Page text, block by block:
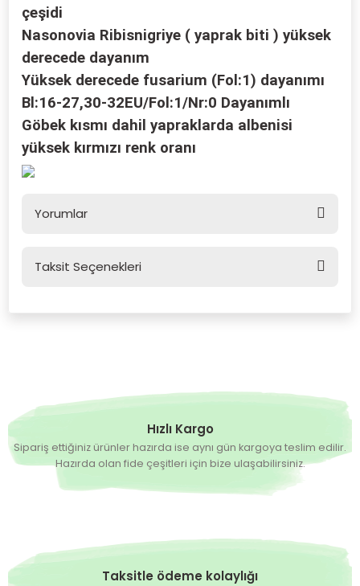
çeşidi
Nasonovia Ribisnigriye ( yaprak biti ) yüksek
derecede dayanım
Yüksek derecede fusarium (Fol:1) dayanımı
Bl:16-27,30-32EU/Fol:1/Nr:0 Dayanımlı
Göbek kısmı dahil yapraklarda albenisi
yüksek kırmızı renk oranı
Yorumlar
Taksit Seçenekleri
Hızlı Kargo
Sipariş ettiğiniz ürünler hazırda ise aynı gün kargoya teslim edilir.
Hazırda olan fide çeşitleri için bize ulaşabilirsiniz.
Taksitle ödeme kolaylığı